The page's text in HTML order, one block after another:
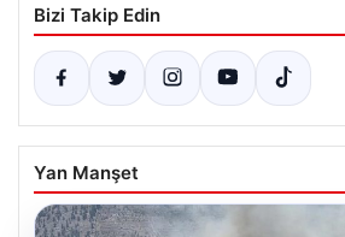
Bizi Takip Edin
Yan Manşet